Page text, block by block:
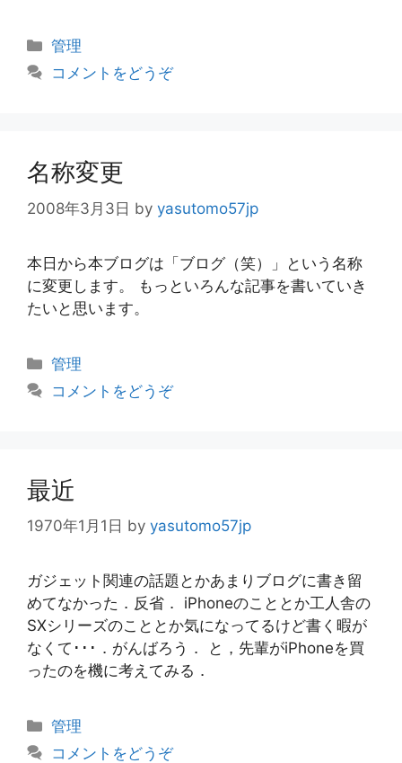
カ
テ
管理
コメントをどうぞ
名称変更
2008年3月3日 by yasutomo57jp
本日から本ブログは「ブログ（笑）」という名称
に変更します。 もっといろんな記事を書いていき
たいと思います。
カ
管理
コメントをどうぞ
最近
1970年1月1日 by yasutomo57jp
ガジェット関連の話題とかあまりブログに書き留
めてなかった．反省． iPhoneのこととか工人舎の
SXシリーズのこととか気になってるけど書く暇が
なくて･･･．がんばろう． と，先輩がiPhoneを買
ったのを機に考えてみる．
カ
テ
管理
コメントをどうぞ